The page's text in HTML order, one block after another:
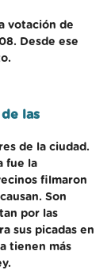
votación de
Desde ese
las
de la ciudad.
fue la
filmaron
Son
por las
sus picadas en
tienen más